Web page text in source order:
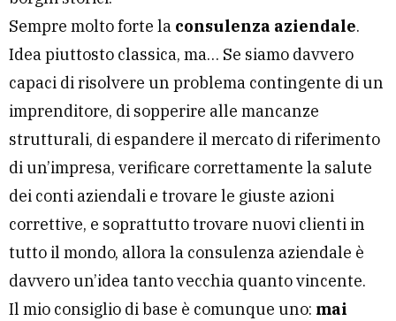
Sempre molto forte la consulenza aziendale.
Idea piuttosto classica, ma… Se siamo davvero
capaci di risolvere un problema contingente di un
imprenditore, di sopperire alle mancanze
strutturali, di espandere il mercato di riferimento
di un’impresa, verificare correttamente la salute
dei conti aziendali e trovare le giuste azioni
correttive, e soprattutto trovare nuovi clienti in
tutto il mondo, allora la consulenza aziendale è
davvero un’idea tanto vecchia quanto vincente.
Il mio consiglio di base è comunque uno: mai